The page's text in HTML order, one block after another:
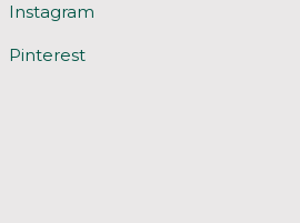
Instagram
Pinterest